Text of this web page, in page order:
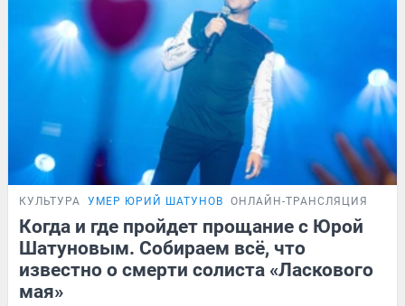
КУЛЬТУРА УМЕР ЮРИЙ ШАТУНОВ ОНЛАЙН-ТРАНСЛЯЦИЯ
Когда и где пройдет прощание с Юрой
Шатуновым. Собираем всё, что
известно о смерти солиста «Ласкового
мая»